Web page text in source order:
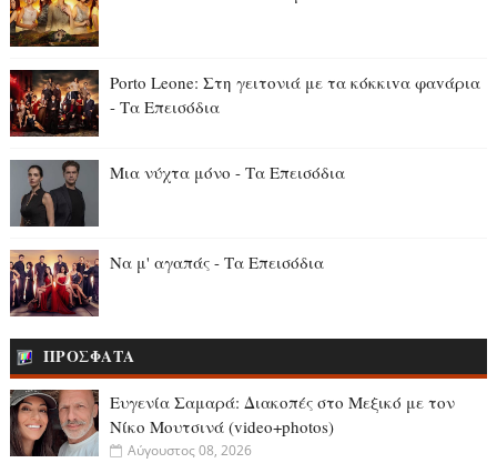
Porto Leone: Στη γειτονιά με τα κόκκιvα φαvάρια
- Τα Επεισόδια
Μια νύχτα μόνο - Τα Επεισόδια
Να μ' αγαπάς - Τα Επεισόδια
ΠΡΟΣΦΑΤΑ
Ευγενία Σαμαρά: Διακοπές στο Μεξικό με τον
Νίκο Μουτσινά (video+photos)
Αύγουστος 08, 2026